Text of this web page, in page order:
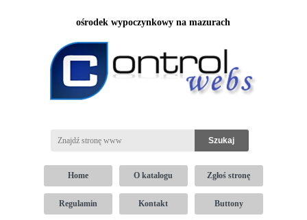
ośrodek wypoczynkowy na mazurach
Home O katalogu Zgłoś stronę
Regulamin Kontakt Buttony